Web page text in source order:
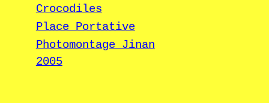
Crocodiles
Place Portative
Photomontage Jinan
2005